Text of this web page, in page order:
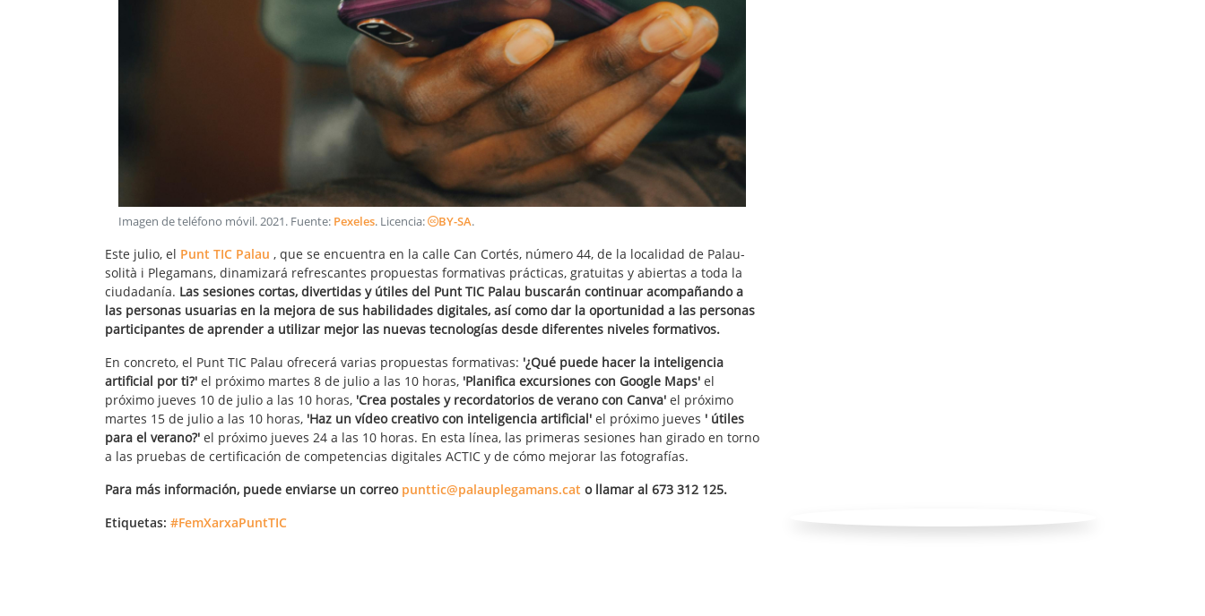
Imagen de teléfono móvil.2021. Fuente: Pexeles. Licencia: BY-SA.
Este julio, el Punt TIC Palau , que se encuentra en la calle Can Cortés, número 44, de la localidad de Palau-
solità i Plegamans, dinamizará refrescantes propuestas formativas prácticas, gratuitas y abiertas a toda la
ciudadanía. Las sesiones cortas, divertidas y útiles del Punt TIC Palau buscarán continuar acompañando a
las personas usuarias en la mejora de sus habilidades digitales, así como dar la oportunidad a las personas
participantes de aprender a utilizar mejor las nuevas tecnologías desde diferentes niveles formativos.
En concreto, el Punt TIC Palau ofrecerá varias propuestas formativas: '¿Qué puede hacer la inteligencia
artificial por ti?' el próximo martes 8 de julio a las 10 horas, 'Planifica excursiones con Google Maps' el
próximo jueves 10 de julio a las 10 horas, 'Crea postales y recordatorios de verano con Canva' el próximo
martes 15 de julio a las 10 horas, 'Haz un vídeo creativo con inteligencia artificial' el próximo jueves ' útiles
para el verano?' el próximo jueves 24 a las 10 horas. En esta línea, las primeras sesiones han girado en torno
a las pruebas de certificación de competencias digitales ACTIC y de cómo mejorar las fotografías.
Para más información, puede enviarse un correo punttic@palauplegamans.cat o llamar al 673 312 125.
Etiquetas: #FemXarxaPuntTIC